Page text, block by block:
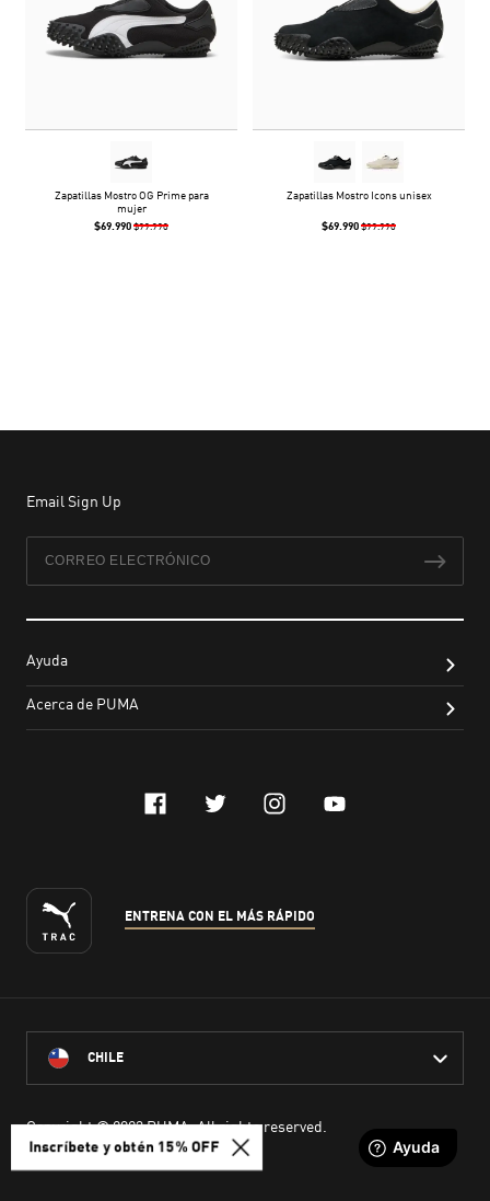
Zapatillas Mostro OG Prime para
mujer
$69.990 $99.990
Zapatillas Mostro Icons unisex
$69.990 $99.990
Inscríbete y obtén 15% OFF